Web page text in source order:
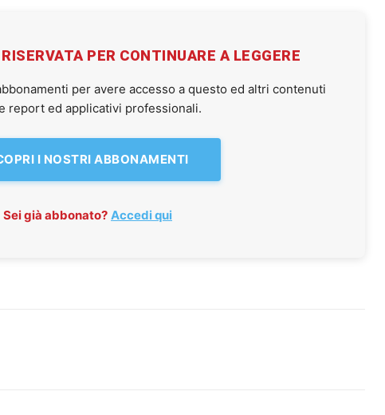
PER CONTINUARE A LEGGERE
per avere accesso a questo ed altri contenuti
report ed applicativi professionali.
I NOSTRI ABBONAMENTI
Sei già abbonato? Accedi qui